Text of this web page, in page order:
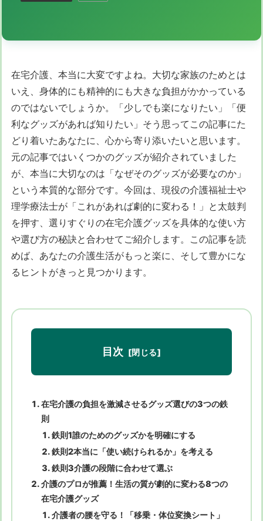
在宅介護、本当に大変ですよね。大切な家族のためとは
いえ、身体的にも精神的にも大きな負担がかかっている
のではないでしょうか。「少しでも楽になりたい」「便
利なグッズがあれば知りたい」そう思ってこの記事にた
どり着いたあなたに、心から寄り添いたいと思います。
元の記事ではいくつかのグッズが紹介されていました
が、本当に大切なのは「なぜそのグッズが必要なのか」
という本質的な部分です。今回は、現役の介護福祉士や
理学療法士が「これがあれば劇的に変わる！」と太鼓判
を押す、選りすぐりの在宅介護グッズを具体的な使い方
や選び方の秘訣と合わせてご紹介します。この記事を読
めば、あなたの介護生活がもっと楽に、そして豊かにな
るヒントがきっと見つかります。
目次
在宅介護の負担を激減させるグッズ選びの3つの鉄
則
鉄則1誰のためのグッズかを明確にする
鉄則2本当に「使い続けられるか」を考える
鉄則3介護の段階に合わせて選ぶ
介護のプロが推薦！生活の質が劇的に変わる8つの
在宅介護グッズ
介護者の腰を守る！「移乗・体位変換シート」